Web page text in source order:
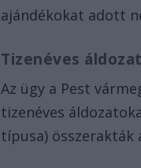
ajándékokat adott
Tizenéves
Az ügy a Pest
tizenéves
típusa) összerakták